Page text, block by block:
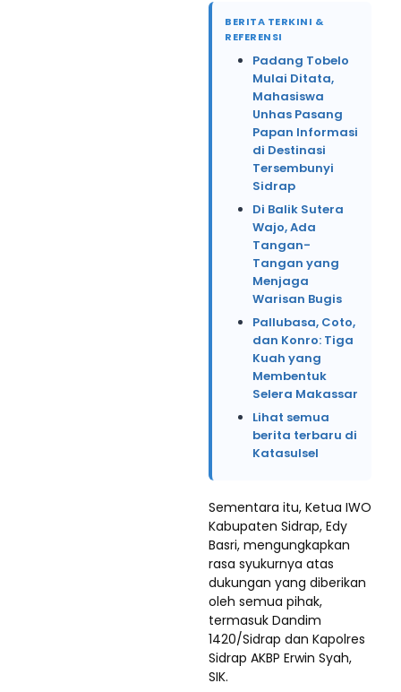
BERITA TERKINI &
REFERENSI
Padang Tobelo
Mulai Ditata,
Mahasiswa
Unhas Pasang
Papan Informasi
di Destinasi
Tersembunyi
Sidrap
Di Balik Sutera
Wajo, Ada
Tangan-
Tangan yang
Menjaga
Warisan Bugis
Pallubasa, Coto,
dan Konro: Tiga
Kuah yang
Membentuk
Selera Makassar
Lihat semua
berita terbaru di
Katasulsel
Sementara itu, Ketua IWO
Kabupaten Sidrap, Edy
Basri, mengungkapkan
rasa syukurnya atas
dukungan yang diberikan
oleh semua pihak,
termasuk Dandim
1420/Sidrap dan Kapolres
Sidrap AKBP Erwin Syah,
SIK.